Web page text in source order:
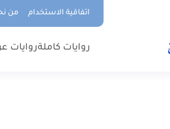
اتفاقية الاستخدام من
روايات كاملةروايات